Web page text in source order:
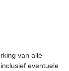
van alle
eventuele